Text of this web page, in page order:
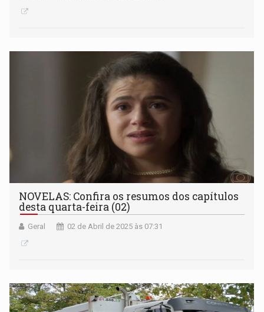
NOVELAS: Confira os resumos dos capítulos
desta quarta-feira (02)
Geral 02 de Abril de 2025 às 07:31